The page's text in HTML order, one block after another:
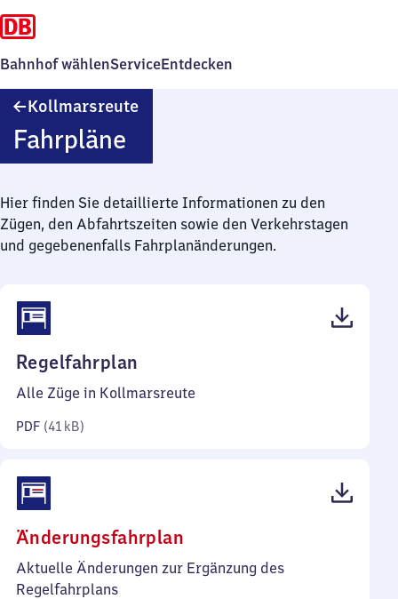
Bahnhof wählenServiceEntdecken
Kollmarsreute
Fahrpläne
Hier finden Sie detaillierte Informationen zu den
Zügen, den Abfahrtszeiten sowie den Verkehrstagen
und gegebenenfalls Fahrplanänderungen.
Regelfahrplan
41
Alle Züge in Kollmarsreute
PDF (41 kB)
Änderungsfahrplan
131
Aktuelle Änderungen zur Ergänzung des
Regelfahrplans